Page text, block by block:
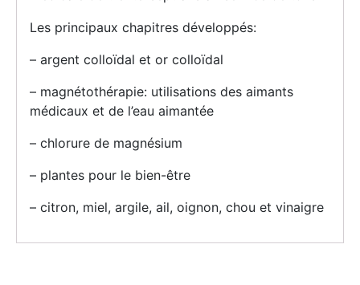
Les principaux chapitres développés:
– argent colloïdal et or colloïdal
– magnétothérapie: utilisations des aimants
médicaux et de l’eau aimantée
– chlorure de magnésium
– plantes pour le bien-être
– citron, miel, argile, ail, oignon, chou et vinaigre